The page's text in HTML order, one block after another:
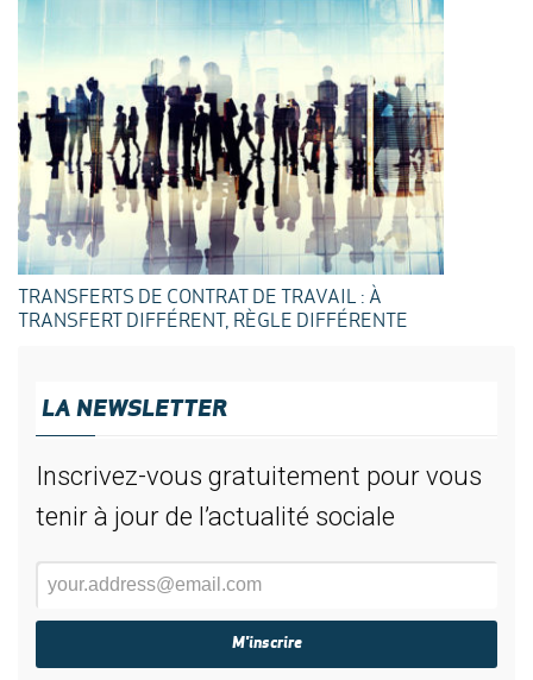
TRANSFERTS DE CONTRAT DE TRAVAIL : À
TRANSFERT DIFFÉRENT, RÈGLE DIFFÉRENTE
LA NEWSLETTER
Inscrivez-vous gratuitement pour vous
tenir à jour de l’actualité sociale